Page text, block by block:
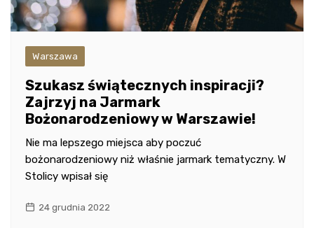
Warszawa
Szukasz świątecznych inspiracji?
Zajrzyj na Jarmark
Bożonarodzeniowy w Warszawie!
Nie ma lepszego miejsca aby poczuć
bożonarodzeniowy niż właśnie jarmark tematyczny. W
Stolicy wpisał się
24 grudnia 2022